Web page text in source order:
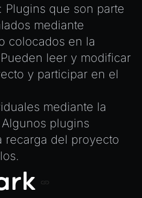
Plugins que son parte
mediante
colocados en la
leer y modificar
y participar en el
mediante la
plugins
recarga del proyecto